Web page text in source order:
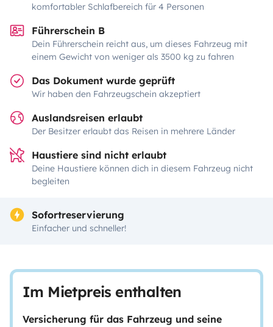
komfortabler Schlafbereich für 4 Personen
Führerschein B
Dein Führerschein reicht aus, um dieses Fahrzeug mit
einem Gewicht von weniger als 3500 kg zu fahren
Das Dokument wurde geprüft
Wir haben den Fahrzeugschein akzeptiert
Auslandsreisen erlaubt
Der Besitzer erlaubt das Reisen in mehrere Länder
Haustiere sind nicht erlaubt
Deine Haustiere können dich in diesem Fahrzeug nicht
begleiten
Sofortreservierung
Einfacher und schneller!
Im Mietpreis enthalten
Versicherung für das Fahrzeug und seine